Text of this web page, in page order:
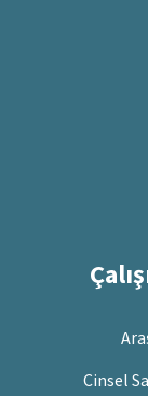
Cinsel